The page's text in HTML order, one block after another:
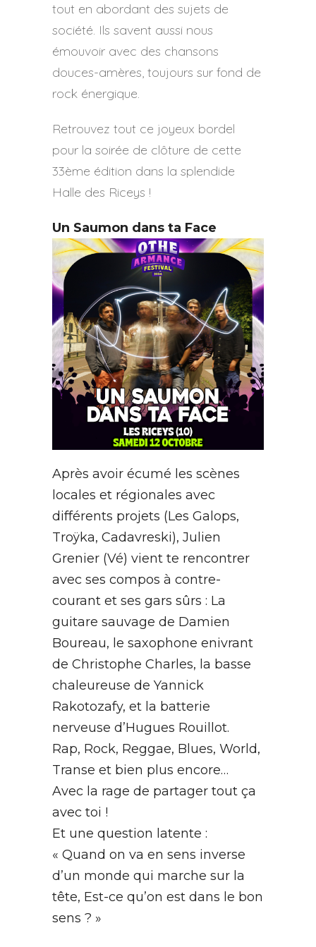
tout en abordant des sujets de
société. Ils savent aussi nous
émouvoir avec des chansons
douces-amères, toujours sur fond de
rock énergique.
Retrouvez tout ce joyeux bordel
pour la soirée de clôture de cette
33ème édition dans la splendide
Halle des Riceys !
Un Saumon dans ta Face
Après avoir écumé les scènes
locales et régionales avec
différents projets (Les Galops,
Troÿka, Cadavreski), Julien
Grenier (Vé) vient te rencontrer
avec ses compos à contre-
courant et ses gars sûrs : La
guitare sauvage de Damien
Boureau, le saxophone enivrant
de Christophe Charles, la basse
chaleureuse de Yannick
Rakotozafy, et la batterie
nerveuse d’Hugues Rouillot.
Rap, Rock, Reggae, Blues, World,
Transe et bien plus encore…
Avec la rage de partager tout ça
avec toi !
Et une question latente :
« Quand on va en sens inverse
d’un monde qui marche sur la
tête, Est-ce qu’on est dans le bon
sens ? »